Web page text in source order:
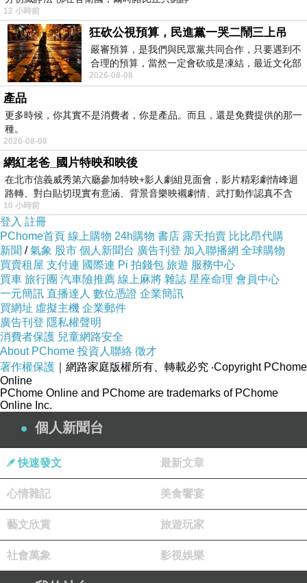
管。外界推測這與美國總統當選人川普的政策有
關，不僅讓製造業回歸本土，同時施壓高科技產
業。不過，這項舉動是「呼應新總統」，還是
「被回流」，外界都在在猜測。
▼執行長凱茲。
川普當選後喊出「製造回流」，不少企業被迫或
呼應這項政策，阿里巴巴創辦人馬雲和豐田汽車
社長豐田章男 都承諾創造工作機會，連台積電董
事長張忠謀也說不排除到美國設廠。根據陸媒報
導，位於北京的甲骨文研發部門員工14日收到內
部信件，聲稱公司因應市場變化，需要整合各中
心資源，進行裁員，被裁員工必須在3月底前離
職。
▼雲端運算服務相當賺錢，未來也有擴大投資的
計畫。
這波裁員影響200多人，也就是裁掉整個北京雲
端運算、儲存相關團隊；外界好奇，根據最新財
報，雲端運算和平台服務的收入較前年成長
81%，公司也有擴大投資的計畫，裁員消息相當
突然。不過，甲骨文尚未證實這項消息。
▼馬雲提出，將創造百萬個就業機會。（圖／達
志影像／美聯社／下同居家牙齒美白費用）
12 小時前
狂砍公視預算，民進黨一哭二鬧三上吊
嚴審預算，是我們與民眾黨共同合作，只要遇到不
合理的預算，當然一定會砍或是凍結，最近文化部
要編列公視和Taiwan plus預算，在110年
2026-08-08
產品
更多時候，你其實不是消費者，你是產品。而且，還是免費提供的那一
種。
2026-08-08
網紅老爸_國片特映和映後
在北市信義威秀第六廳參加特映+影人劇組見面會，影片精彩劇情峰迴
路轉、對白貼切現實有意涵、背景音樂映襯劇情、武打動作認真不含
糊、
10 小時前
登入 註冊
PChome首頁 線上購物 24h購物 書店 露天拍賣 比比昂代購
新聞 /氣象 股市 個人新聞台 廣告刊登 加入聯播網 全球購物
買賣租屋 支付連 國際連 Pi 拍錢包 旅遊 服務中心
買車 旅行團 汽車險推薦 線上麻將 雜誌 星座命理 會員中心
一元簡訊 直播達人 數位憑證 企業簡訊
買網址 虛擬主機 企業郵件
廣告刊登 隱私權聲明
消費者保護 兒童網路安全
About PChome 投資人聯絡 徵才
著作權保護 ｜網路家庭版權所有、轉載必究 ‧Copyright PChome
Online
PChome Online and PChome are trademarks of PChome
Online Inc.
個人新聞台
快速發文 最新文章
心情雜記 美食饗宴
藝文欣賞 旅遊玩家
社會萬象 影視娛樂